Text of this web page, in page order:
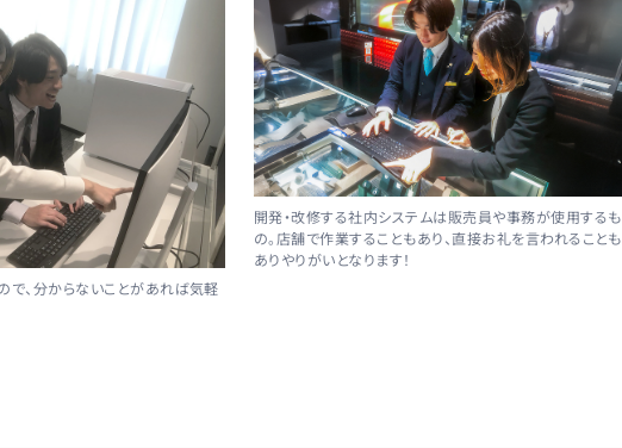
で、分からないことがあれば気軽
開発・改修する社内システムは販売員や事務が使用するも
の。店舗で作業することもあり、直接お礼を言われることも
ありやりがいとなります！